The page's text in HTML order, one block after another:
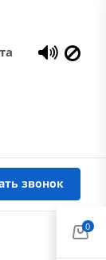
звонок
0